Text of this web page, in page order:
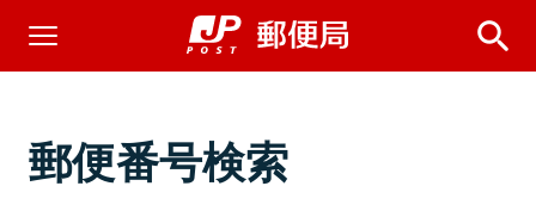
郵便番号検索